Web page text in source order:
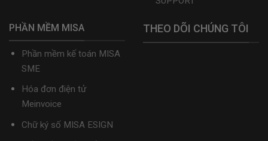
PHẦN MỀM MISA
Phần mềm kế toán MISA
SME
Hóa đơn điện tử
Meinvoice
Chữ ký số MISA ESIGN
THEO DÕI CHÚNG TÔI